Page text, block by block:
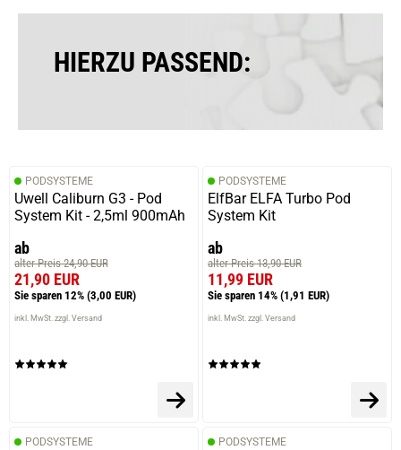
HIERZU PASSEND:
PODSYSTEME
Uwell Caliburn G3 - Pod
System Kit - 2,5ml 900mAh
ab
alter Preis 24,90 EUR
21,90 EUR
Sie sparen 12% (3,00 EUR)
inkl. MwSt. zzgl. Versand
PODSYSTEME
ElfBar ELFA Turbo Pod
System Kit
ab
alter Preis 13,90 EUR
11,99 EUR
Sie sparen 14% (1,91 EUR)
inkl. MwSt. zzgl. Versand
PODSYSTEME PODSYSTEME